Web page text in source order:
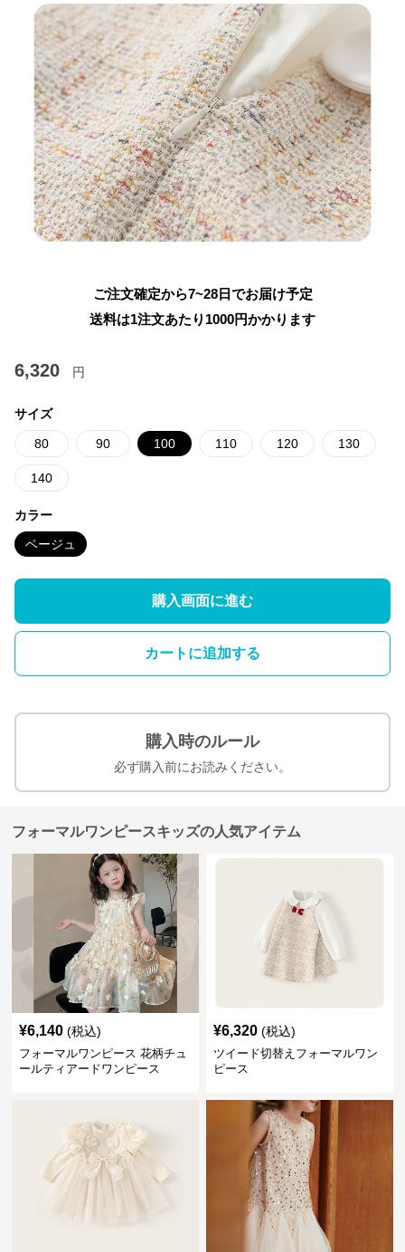
ご注文確定から7~28日でお届け予定
送料は1注文あたり 1000円かかります
6,320 円
サイズ
80 90 100 110 120 130
140
カラー
ベージュ
購入画面に進む
カートに追加する
購入時のルール
必ず購入前にお読みください。
フォーマルワンピースキッズの人気アイテム
¥6,140 (税込)
フォーマルワンピース 花柄チュ
ールティアードワンピース
¥6,320 (税込)
ツイード切替えフォーマルワン
ピース